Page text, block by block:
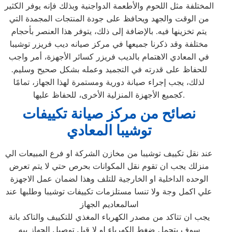
المختلفة مثل اللحوم والأطعمة الدواجنية وبذلك فإنه يوفر الكثير
من الوقت والجهد ويحافظ على جودة المنتجات المجمدة التي
يتم تخزينها فيه. بالإضافة إلى ذلك، يتوفر هذا العنصر بأحجام
مختلفة وقد ذكرنا جميعها في مركز صيانه ديب فريزر توشيبا
في المعادي الاهتمام بالديب فريزر كسائر الأجهزة، أمر واجب
للحفاظ على قدرته في التجميد وعمله بشكل صحيح وسليم.
لذلك، يجب إجراء صيانة دورية ومستمرة لهذا الجهاز، تمامًا
كجميع الأجهزة المنزلية الأخرى، للحفاظ عليها.
نصائح من مركز صيانة تكييفات
توشيبا المعادي
عند نقل تكييف توشيبا من مخازن الشركة او فرع المبيعات الي
منزلك يجب ان تقوم نقل المكوانات بحرص حتي لا يتم تعرض
الوحده الداخلية او الخارجية للتلف وهذا لضمان عمل الاجهزة
علي اكمل وجة ولا تنسا مستلزمات تكييفات توشيبا وطلبها عند
اسالمعاديم الجهاز
يجب ان تتاكد من مصدر الكهرباء المغذي للتكييف والتاكد بانة
سوف يتحمل ضغط الكهرباء او لا قبل توصيل الجهاز بيه